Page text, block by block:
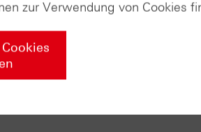
Zu unserer Marktbeobachtung
Masterclass in die
zur Verwendung von Cookies